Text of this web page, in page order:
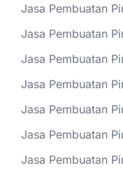
Jasa Pembuatan
Jasa Pembuatan
Jasa Pembuatan
Jasa Pembuatan
Jasa Pembuatan
Jasa Pembuatan
Jasa Pembuatan